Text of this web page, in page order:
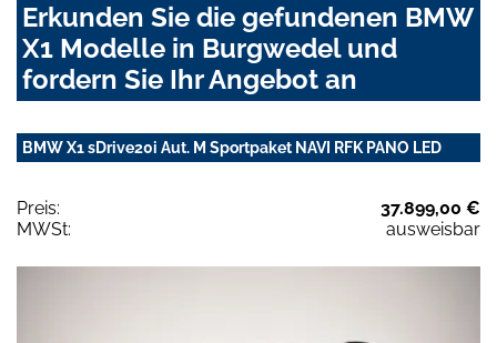
Erkunden Sie die gefundenen BMW
X1 Modelle in Burgwedel und
fordern Sie Ihr Angebot an
BMW X1 sDrive20i Aut. M Sportpaket NAVI RFK PANO LED
Preis:
37.899,00 €
MWSt:
ausweisbar